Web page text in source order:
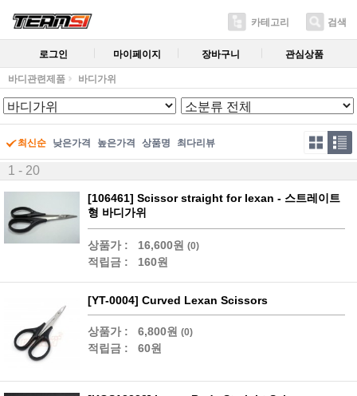
카테고리 검색
로그인 마이페이지 장바구니 관심상품
바디관련제품 바디가위
최신순 낮은가격 높은가격 상품명 최다리뷰
1 - 20
[106461] Scissor straight for lexan - 스트레이트
형 바디가위
상품가 : 16,600원 (0)
적립금 : 160원
[YT-0004] Curved Lexan Scissors
상품가 : 6,800원 (0)
적립금 : 60원